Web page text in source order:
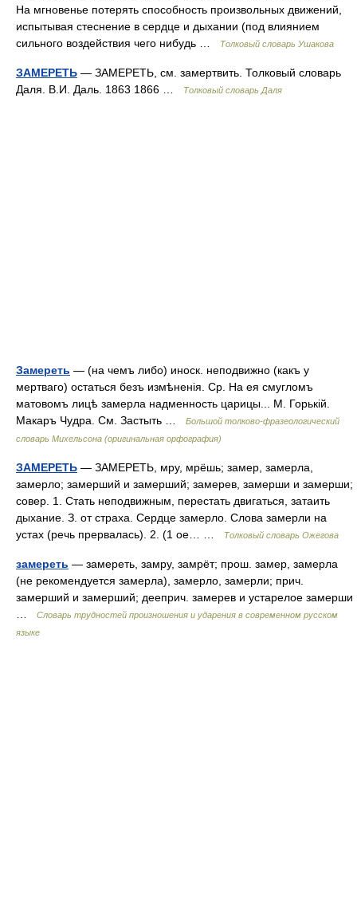
На мгновенье потерять способность произвольных движений,
испытывая стеснение в сердце и дыхании (под влиянием
сильного воздействия чего нибудь …
Толковый словарь Ушакова
ЗАМЕРЕТЬ — ЗАМЕРЕТЬ, см. замертвить. Толковый словарь
Даля. В.И. Даль. 1863 1866 …
Толковый словарь Даля
Замереть — (на чемъ либо) иноск. неподвижно (какъ у
мертваго) остаться безъ измѣненія. Ср. На ея смугломъ
матовомъ лицѣ замерла надменность царицы... М. Горькій.
Макаръ Чудра. См. Застыть …
Большой толково-фразеологический
словарь Михельсона (оригинальная орфография)
ЗАМЕРЕТЬ — ЗАМЕРЕТЬ, мру, мрёшь; замер, замерла,
замерло; замерший и замерший; замерев, замерши и замерши;
совер. 1. Стать неподвижным, перестать двигаться, затаить
дыхание. З. от страха. Сердце замерло. Слова замерли на
устах (речь прервалась). 2. (1 ое… …
Толковый словарь Ожегова
замереть — замереть, замру, замрёт; прош. замер, замерла
(не рекомендуется замерла), замерло, замерли; прич.
замерший и замерший; дееприч. замерев и устарелое замерши
Словарь трудностей произношения и ударения в современном русском
языке